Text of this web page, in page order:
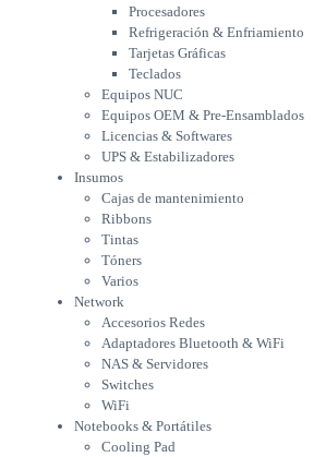
Equipos OEM & Pre-Ensamblados
Licencias & Softwares
UPS & Estabilizadores
Insumos
Cajas de mantenimiento
Ribbons
Tintas
Tóners
Varios
Network
Accesorios Redes
Adaptadores Bluetooth & WiFi
NAS & Servidores
Switches
WiFi
Notebooks & Portátiles
Cargador para notebook
Cooling Pad
PDV
Accesorios para PDV
Lector de códigos de barra
Procesadores
Refrigeración & Enfriamiento
Tarjetas Gráficas
Teclados
Equipos NUC
Equipos OEM & Pre-Ensamblados
Licencias & Softwares
UPS & Estabilizadores
Insumos
Cajas de mantenimiento
Ribbons
Tintas
Tóners
Varios
Network
Accesorios Redes
Adaptadores Bluetooth & WiFi
NAS & Servidores
Switches
WiFi
Notebooks & Portátiles
Cooling Pad